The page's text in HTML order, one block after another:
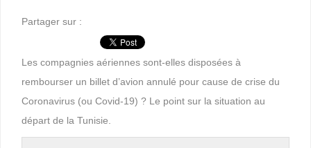
Partager sur :
Les compagnies aériennes sont-elles disposées à
rembourser un billet d’avion annulé pour cause de crise du
Coronavirus (ou Covid-19) ? Le point sur la situation au
départ de la Tunisie.